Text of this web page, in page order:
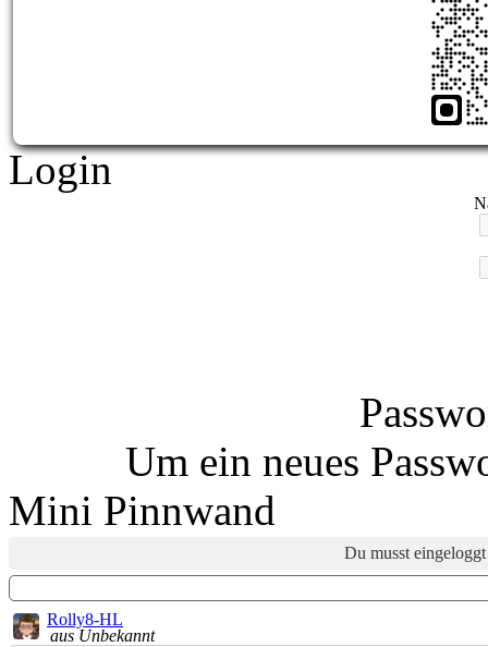
Login
Um ein neues
Mini Pinnwand
Du musst
Rolly8-HL
aus Unbekannt